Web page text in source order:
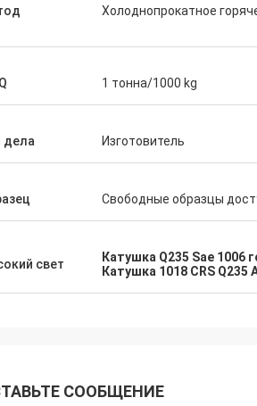
Холоднопрокатное
1 тонна/1000 kg
дела Изготовитель
Свободные образцы
свет Катушка Q235 Sae 1006
Катушка 1018 CRS Q235
СООБЩЕНИЕ